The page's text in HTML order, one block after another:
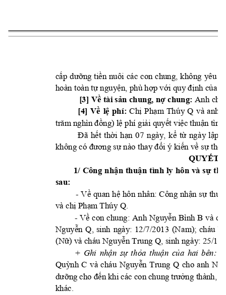
cấp dưỡng tiền nuôi các con chung, không yêu c
hoàn toàn tự nguyện, phù hợp với quy định của
[3] Về tài sản chung, nợ chung: Anh ch
[4] Về lệ phí: Chị Phạm Thúy Q và anh
trăm nghìn đồng) lệ phí giải quyết việc thuận tình
Đã hết thời hạn 07 ngày, kể từ ngày lập
không có đương sự nào thay đổi ý kiến về sự t
QUYẾT
1/ Công nhận thuận tình ly hôn và sự
sau:
- Về quan hệ hôn nhân: Công nhận sự thuậ
và chị Phạm Thúy Q.
         -
Về con chung: Anh Nguyễn Bình B và ch
Nguyễn Q, sinh ngày: 12/7/2013 (Nam); cháu
(Nữ) và cháu Nguyễn Trung Q, sinh ngày: 25/
+ Ghi nhận sự thỏa thuận của hai bên:
Quỳnh C và cháu Nguyễn Trung Q cho anh
dưỡng cho đến khi các con chung trưởng thành,
khác.